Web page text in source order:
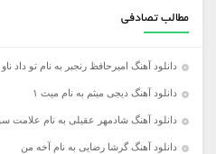
مطالب تصادفی
دانلود آهنگ امیرحافظ رنجبر به نام تو داد
دانلود آهنگ دیجی میثم به نام میث ۱
دانلود آهنگ شادمهر عقیلی به نام علامت
دانلود آهنگ گرشا رضایی به نام آخه من